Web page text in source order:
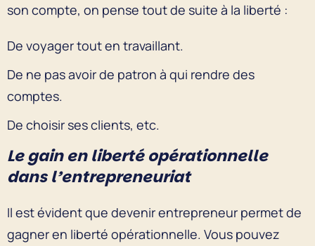
son compte, on pense tout de suite à la liberté :
De voyager tout en travaillant.
De ne pas avoir de patron à qui rendre des
comptes.
De choisir ses clients, etc.
Le gain en liberté opérationnelle
dans l’entrepreneuriat
Il est évident que devenir entrepreneur permet de
gagner en liberté opérationnelle. Vous pouvez